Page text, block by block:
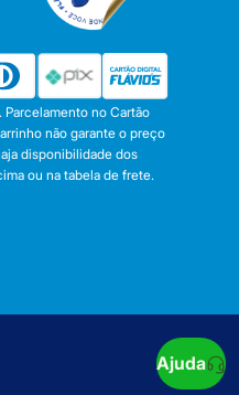
no Cartão
não garante o preço
disponibilidade dos
ou na tabela de frete.
Ajuda